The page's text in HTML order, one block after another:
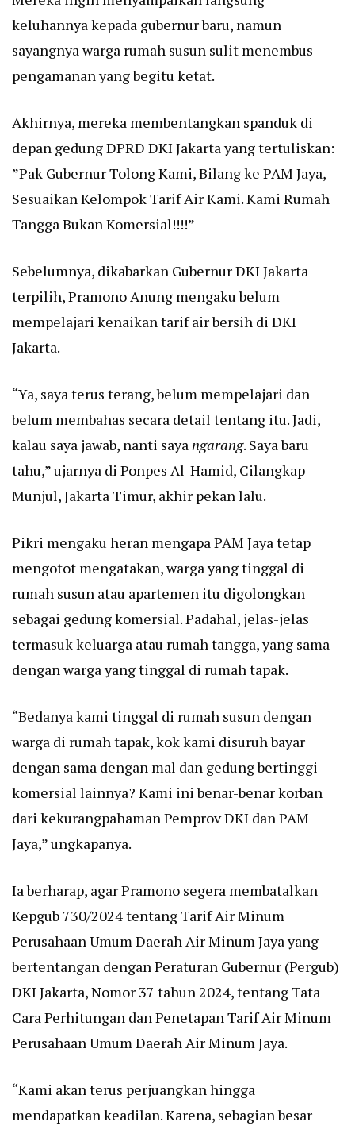
keluhannya kepada gubernur baru, namun
sayangnya warga rumah susun sulit menembus
pengamanan yang begitu ketat.
Akhirnya, mereka membentangkan spanduk di
depan gedung DPRD DKI Jakarta yang tertuliskan:
”Pak Gubernur Tolong Kami, Bilang ke PAM Jaya,
Sesuaikan Kelompok Tarif Air Kami. Kami Rumah
Tangga Bukan Komersial!!!!”
Sebelumnya, dikabarkan Gubernur DKI Jakarta
terpilih, Pramono Anung mengaku belum
mempelajari kenaikan tarif air bersih di DKI
Jakarta.
“Ya, saya terus terang, belum mempelajari dan
belum membahas secara detail tentang itu. Jadi,
kalau saya jawab, nanti sayangarang. Saya baru
tahu,” ujarnya di Ponpes Al-Hamid, Cilangkap
Munjul, Jakarta Timur, akhir pekan lalu.
Pikri mengaku heran mengapa PAM Jaya tetap
mengotot mengatakan, warga yang tinggal di
rumah susun atau apartemen itu digolongkan
sebagai gedung komersial. Padahal, jelas-jelas
termasuk keluarga atau rumah tangga, yang sama
dengan warga yang tinggal di rumah tapak.
“Bedanya kami tinggal di rumah susun dengan
warga di rumah tapak, kok kami disuruh bayar
dengan sama dengan mal dan gedung bertinggi
komersial lainnya? Kami ini benar-benar korban
dari kekurangpahaman Pemprov DKI dan PAM
Jaya,” ungkapanya.
Ia berharap, agar Pramono segera membatalkan
Kepgub 730/2024 tentang Tarif Air Minum
Perusahaan Umum Daerah Air Minum Jaya yang
bertentangan dengan Peraturan Gubernur (Pergub)
DKI Jakarta, Nomor 37 tahun 2024, tentang Tata
Cara Perhitungan dan Penetapan Tarif Air Minum
Perusahaan Umum Daerah Air Minum Jaya.
“Kami akan terus perjuangkan hingga
mendapatkan keadilan. Karena, sebagian besar